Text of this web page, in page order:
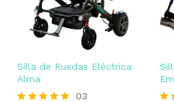
Silla de Ruedas Eléctrica
Alma
03